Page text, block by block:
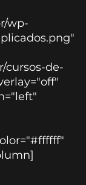
wp-
cursos-de-